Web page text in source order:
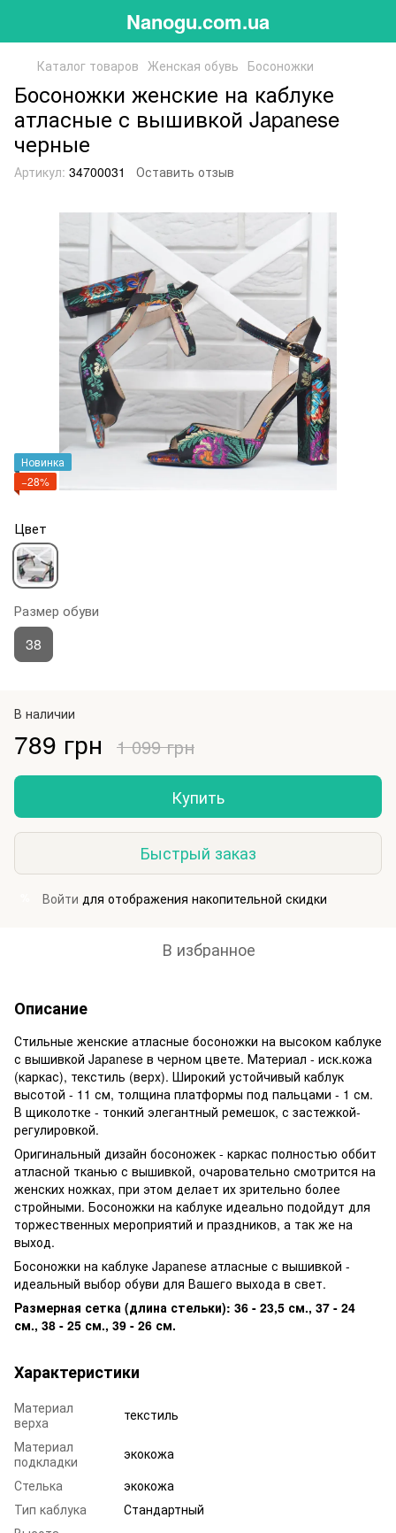
Nanogu.com.ua
Каталог товаров Женская обувь Босоножки
Босоножки женские на каблуке
атласные с вышивкой Japanese
черные
Артикул: 34700031 Оставить отзыв
Новинка
−28%
Цвет
Размер обуви
38
В наличии
789 грн 1 099 грн
Купить
Быстрый заказ
Войти для отображения накопительной скидки
В избранное
Описание
Стильные женские атласные босоножки на высоком каблуке
с вышивкой Japanese в черном цвете. Материал - иск.кожа
(каркас), текстиль (верх). Широкий устойчивый каблук
высотой - 11 см, толщина платформы под пальцами - 1 см.
В щиколотке - тонкий элегантный ремешок, с застежкой-
регулировкой.
Оригинальный дизайн босоножек - каркас полностью оббит
атласной тканью с вышивкой, очаровательно смотрится на
женских ножках, при этом делает их зрительно более
стройными. Босоножки на каблуке идеально подойдут для
торжественных мероприятий и праздников, а так же на
выход.
Босоножки на каблуке Japanese атласные с вышивкой -
идеальный выбор обуви для Вашего выхода в свет.
Размерная сетка (длина стельки): 36 - 23,5 см., 37 - 24
см., 38 - 25 см., 39 - 26 см.
Характеристики
Материал
верха
текстиль
Материал
подкладки
экокожа
Стелька
экокожа
Тип каблука
Стандартный